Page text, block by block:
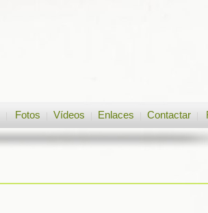
Fotos Vídeos Enlaces Contactar